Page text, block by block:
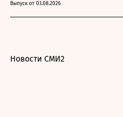
Выпуск от 03.08.2026
Новости СМИ2